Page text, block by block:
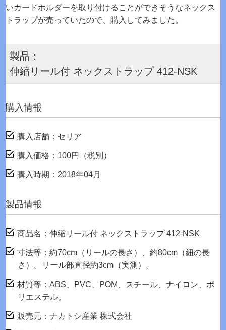
いカードホルダーを取り付けることができそうなネックス
トラップが売っていたので、購入してみました。
製品：
伸縮リール付 ネックストラップ 412-NSK
購入情報
購入店舗：セリア
購入価格：100円（税別）
購入時期：2018年04月
製品情報
商品名：伸縮リール付 ネックストラップ 412-NSK
寸法等：約70cm（リールの長さ）、約80cm（紐の長
さ）。リール部直径約3cm（実測）。
材質等：ABS、PVC、POM、スチール、ナイロン、ポ
リエステル。
販売元：ナカトシ産業 株式会社